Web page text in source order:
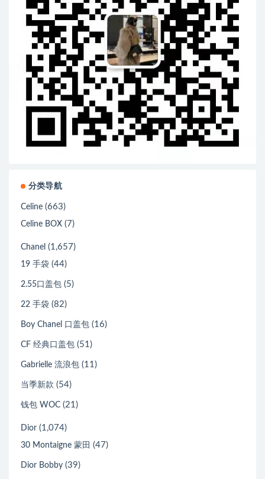
分类导航
Celine (663)
Celine BOX (7)
Chanel (1,657)
19 手袋 (44)
2.55口盖包 (5)
22 手袋 (82)
Boy Chanel 口盖包 (16)
CF 经典口盖包 (51)
Gabrielle 流浪包 (11)
当季新款 (54)
钱包 WOC (21)
Dior (1,074)
30 Montaigne 蒙田 (47)
Dior Bobby (39)